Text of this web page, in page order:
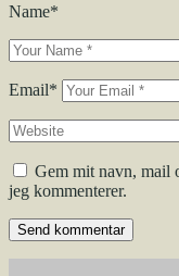
Name*
Email*
Gem mit navn, mail
jeg kommenterer.
Send kommentar